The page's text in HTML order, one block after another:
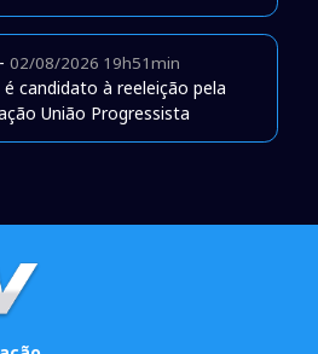
- 02/08/2026 19h51min
é candidato à reeleição pela
União Progressista